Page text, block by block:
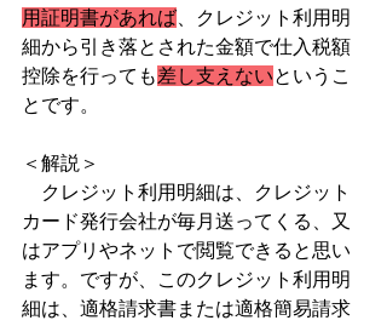
用証明書があれば 、クレジット利用明
細から引き落とされた金額で仕入税額
控除を行っても差し支えないというこ
とです。
＜解説＞
クレジット利用明細は、クレジット
カード発行会社が毎月送ってくる、又
はアプリやネットで閲覧できると思い
ます。ですが、このクレジット利用明
細は、適格請求書または適格簡易請求